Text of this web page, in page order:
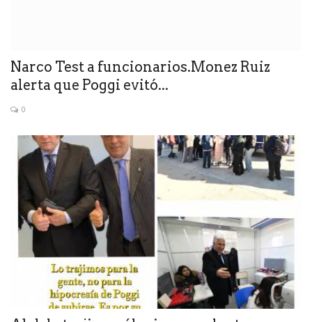
Narco Test a funcionarios.Monez Ruiz
alerta que Poggi evitó...
0